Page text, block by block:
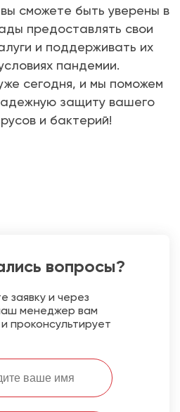
сможете быть уверены в
предоставлять свои
и поддерживать их
пандемии.
сегодня, и мы поможем
защиту вашего
и бактерий!
вопросы?
заявку и через
менеджер вам
проконсультирует